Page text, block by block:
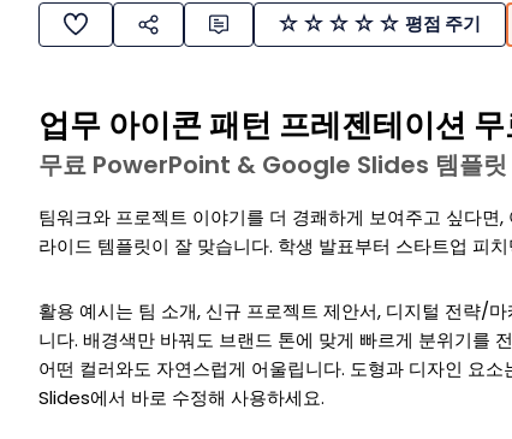
평점 주기
업무 아이콘 패턴 프레젠테이션
무료 PowerPoint & Google Slides 템플릿
팀워크와 프로젝트 이야기를 더 경쾌하게 보여주고 싶다
라이드 템플릿이 잘 맞습니다. 학생 발표부터 스타트업 피
활용 예시는 팀 소개, 신규 프로젝트 제안서, 디지털 전략/
니다. 배경색만 바꿔도 브랜드 톤에 맞게 빠르게 분위기를
어떤 컬러와도 자연스럽게 어울립니다. 도형과 디자인 요
Slides에서 바로 수정해 사용하세요.